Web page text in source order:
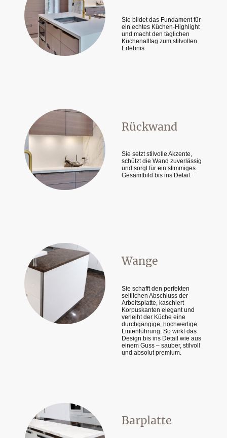
Sie bildet das Fundament für
ein echtes Küchen-Highlight
und macht den täglichen
Küchenalltag zum stilvollen
Erlebnis.
Rückwand
Sie setzt stilvolle Akzente,
schützt die Wand zuverlässig
und sorgt für ein stimmiges
Gesamtbild bis ins Detail.
Wange
Sie schafft den perfekten
seitlichen Abschluss der
Arbeitsplatte, kaschiert
Korpuskanten elegant und
verleiht der Küche eine
durchgängige, hochwertige
Linienführung. So wirkt das
Design bis ins Detail wie aus
einem Guss – sauber, stilvoll
und absolut premium.
Barplatte